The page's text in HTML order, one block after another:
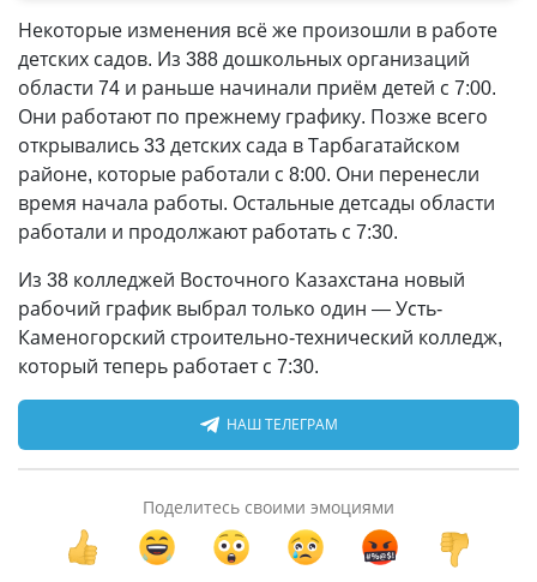
Некоторые изменения всё же произошли в работе
детских садов. Из 388 дошкольных организаций
области 74 и раньше начинали приём детей с 7:00.
Они работают по прежнему графику. Позже всего
открывались 33 детских сада в Тарбагатайском
районе, которые работали с 8:00. Они перенесли
время начала работы. Остальные детсады области
работали и продолжают работать с 7:30.
Из 38 колледжей Восточного Казахстана новый
рабочий график выбрал только один — Усть-
Каменогорский строительно-технический колледж,
который теперь работает с 7:30.
НАШ ТЕЛЕГРАМ
Поделитесь своими эмоциями